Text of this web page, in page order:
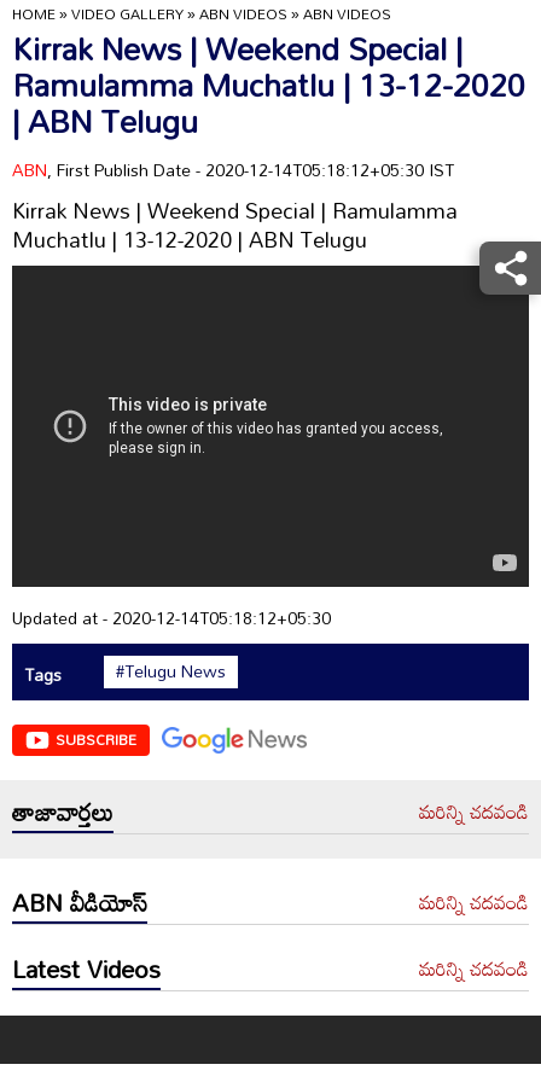
HOME»VIDEO GALLERY»ABN VIDEOS»ABN VIDEOS
Kirrak News | Weekend Special |
Ramulamma Muchatlu | 13-12-2020
| ABN Telugu
ABN, First Publish Date - 2020-12-14T05:18:12+05:30 IST
Kirrak News | Weekend Special | Ramulamma
Muchatlu | 13-12-2020 | ABN Telugu
Updated at - 2020-12-14T05:18:12+05:30
Tags
#Telugu News
SUBSCRIBE
తాజావార్తలు మరిన్ని చదవండి
ABN వీడియోస్ మరిన్ని చదవండి
Latest Videos మరిన్ని చదవండి